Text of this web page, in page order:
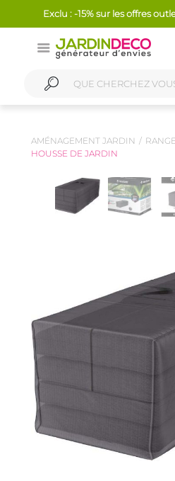
Exclu : -15% sur les offres
AMÉNAGEMENT JARDIN
HOUSSE DE JARDIN